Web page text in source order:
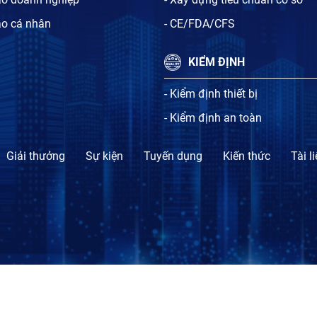
cá nhân
- CE/FDA/CFS
KIỂM ĐỊNH
- Kiểm định thiết bị
- Kiểm định an toàn
Giải thưởng Sự kiện Tuyến dụng Kiến thức Tài